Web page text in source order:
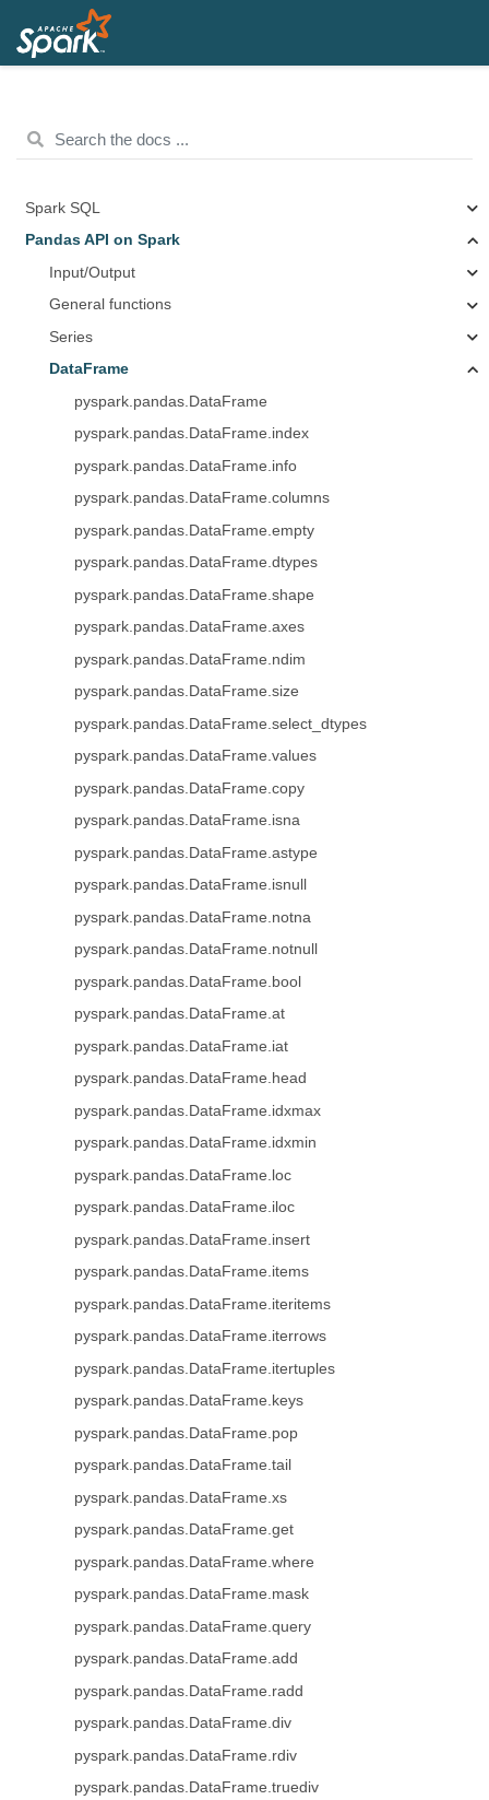
Spark SQL
Pandas API on Spark
Input/Output
General functions
Series
DataFrame
pyspark.pandas.DataFrame
pyspark.pandas.DataFrame.index
pyspark.pandas.DataFrame.info
pyspark.pandas.DataFrame.columns
pyspark.pandas.DataFrame.empty
pyspark.pandas.DataFrame.dtypes
pyspark.pandas.DataFrame.shape
pyspark.pandas.DataFrame.axes
pyspark.pandas.DataFrame.ndim
pyspark.pandas.DataFrame.size
pyspark.pandas.DataFrame.select_dtypes
pyspark.pandas.DataFrame.values
pyspark.pandas.DataFrame.copy
pyspark.pandas.DataFrame.isna
pyspark.pandas.DataFrame.astype
pyspark.pandas.DataFrame.isnull
pyspark.pandas.DataFrame.notna
pyspark.pandas.DataFrame.notnull
pyspark.pandas.DataFrame.bool
pyspark.pandas.DataFrame.at
pyspark.pandas.DataFrame.iat
pyspark.pandas.DataFrame.head
pyspark.pandas.DataFrame.idxmax
pyspark.pandas.DataFrame.idxmin
pyspark.pandas.DataFrame.loc
pyspark.pandas.DataFrame.iloc
pyspark.pandas.DataFrame.insert
pyspark.pandas.DataFrame.items
pyspark.pandas.DataFrame.iteritems
pyspark.pandas.DataFrame.iterrows
pyspark.pandas.DataFrame.itertuples
pyspark.pandas.DataFrame.keys
pyspark.pandas.DataFrame.pop
pyspark.pandas.DataFrame.tail
pyspark.pandas.DataFrame.xs
pyspark.pandas.DataFrame.get
pyspark.pandas.DataFrame.where
pyspark.pandas.DataFrame.mask
pyspark.pandas.DataFrame.query
pyspark.pandas.DataFrame.add
pyspark.pandas.DataFrame.radd
pyspark.pandas.DataFrame.div
pyspark.pandas.DataFrame.rdiv
pyspark.pandas.DataFrame.truediv